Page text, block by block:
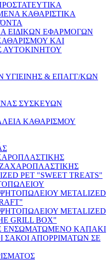
ΚΑΘΑΡΙΣΤΙΚΑ
ΕΙΔΙΚΩΝ ΕΦΑΡΜΟΓΩΝ
ΚΑΙ
ΑΥΤΟΚΙΝΗΤΟΥ
ΥΓΙΕΙΝΗΣ & ΕΠΑΓΓ/ΚΩΝ
ΣΥΣΚΕΥΩΝ
ΚΑΘΑΡΙΣΜΟΥ
PET "SWEET TREATS"
METALIZED
METALIZED
GRILL BOX"
ΕΝΣΩΜΑΤΩΜΕΝΟ ΚΑΠΑΚΙ
ΣΑΚΟΙ ΑΠΟΡΡΙΜΑΤΩΝ ΣΕ